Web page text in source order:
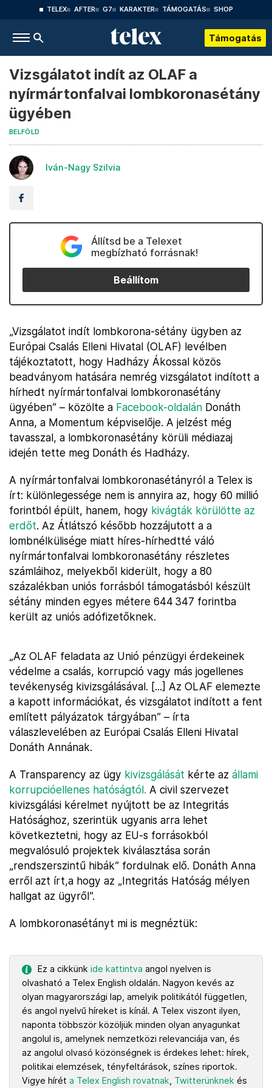
TELEX AFTER G7 KARAKTER TÁMOGATÁS SHOP
Támogatás
Vizsgálatot indít az OLAF a
nyírmártonfalvai lombkoronasétány
ügyében
BELFÖLD
Iván-Nagy Szilvia
Állítsd be a Telexet
megbízható forrásnak!
Beállítom
„Vizsgálatot indít lombkorona-sétány ügyben az
Európai Csalás Elleni Hivatal (OLAF) levélben
tájékoztatott, hogy Hadházy Ákossal közös
beadványom hatására nemrég vizsgálatot indított a
hírhedt nyírmártonfalvai lombkoronasétány
ügyében” – közölte a Facebook-oldalán Donáth
Anna, a Momentum képviselője. A jelzést még
tavasszal, a lombkoronasétány körüli médiazaj
idején tette meg Donáth és Hadházy.
A nyírmártonfalvai lombkoronasétányról a Telex is
írt: különlegessége nem is annyira az, hogy 60 millió
forintból épült, hanem, hogy kivágták körülötte az
erdőt. Az Átlátszó később hozzájutott a a
lombnélkülisége miatt híres-hírhedtté váló
nyírmártonfalvai lombkoronasétány részletes
számláihoz, melyekből kiderült, hogy a 80
százalékban uniós forrásból támogatásból készült
sétány minden egyes métere 644 347 forintba
került az uniós adófizetőknek.
„Az OLAF feladata az Unió pénzügyi érdekeinek
védelme a csalás, korrupció vagy más jogellenes
tevékenység kivizsgálásával. [...] Az OLAF elemezte
a kapott információkat, és vizsgálatot indított a fent
említett pályázatok tárgyában” – írta
válaszlevelében az Európai Csalás Elleni Hivatal
Donáth Annának.
A Transparency az ügy kivizsgálását kérte az állami
korrupcióellenes hatóságtól. A civil szervezet
kivizsgálási kérelmet nyújtott be az Integritás
Hatósághoz, szerintük ugyanis arra lehet
következtetni, hogy az EU-s forrásokból
megvalósuló projektek kiválasztása során
„rendszerszintű hibák” fordulnak elő. Donáth Anna
erről azt írt,a hogy az „Integritás Hatóság mélyen
hallgat az ügyről”.
A lombkoronasétányt mi is megnéztük:
Ez a cikkünk ide kattintva angol nyelven is
olvasható a Telex English oldalán. Nagyon kevés az
olyan magyarországi lap, amelyik politikától független,
és angol nyelvű híreket is kínál. A Telex viszont ilyen,
naponta többször közöljük minden olyan anyagunkat
angolul is, amelynek nemzetközi relevanciája van, és
az angolul olvasó közönségnek is érdekes lehet: hírek,
politikai elemzések, tényfeltárások, színes riportok.
Vigye hírét a Telex English rovatnak Twitterünknek és